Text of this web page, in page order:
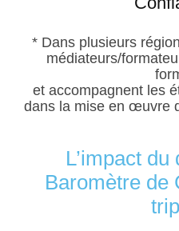
* Dans plusieurs
médiateurs/
et accompagnent les
dans la mise en œuvre
L’impact
Baromètre de